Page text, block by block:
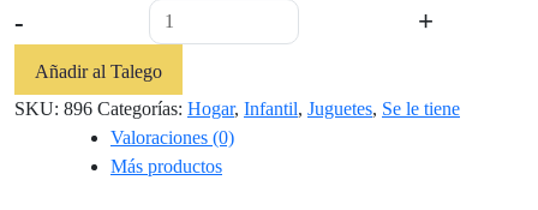
-
Fuerte
cantidad
+
Añadir al Talego
SKU: 896 Categorías: Hogar, Infantil, Juguetes, Se le tiene
Valoraciones (0)
Más productos